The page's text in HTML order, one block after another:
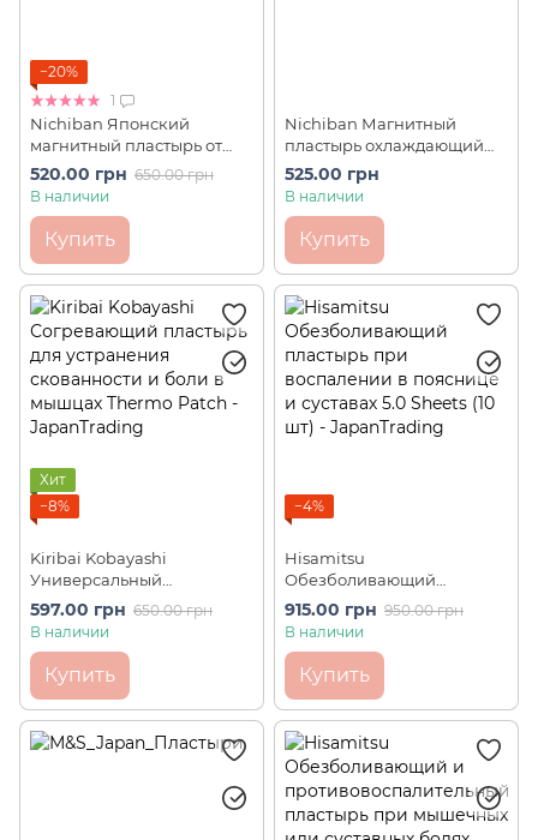
−20%
1
Nichiban Японский
магнитный пластырь от
боли в мышцах и суставах
Roihi-Tsuboko (156шт)
520.00 грн 650.00 грн
В наличии
Купить
Nichiban Магнитный
пластырь охлаждающий
Roihi Tsuboko Cool (156 шт)
525.00 грн
В наличии
Купить
Хит
−8%
Kiribai Kobayashi
Универсальный
согревающий пластырь от
мышечной и
Thermo Patch (5 шт)
597.00 грн 650.00 грн
В наличии
Купить
−4%
Hisamitsu
Обезболивающий
пластырь при воспалении
в пояснице и суставах 5.0
915.00 грн 950.00 грн
В наличии
Купить